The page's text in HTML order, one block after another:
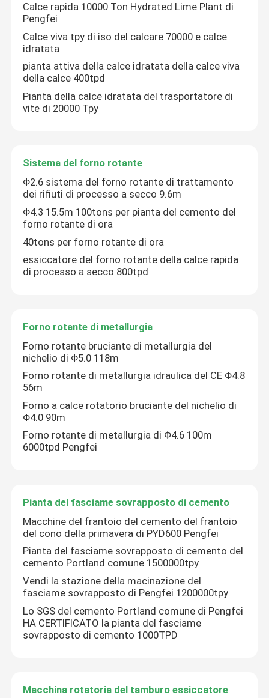
Casa
Prodotti
Controllo di qualità
Contattici
Notizie
linea di produzione del cemento
Attrezzatura di produzione del cemento
Calce rapida 10000 Ton Hydrated Lime Plant di
Pengfei
Calce viva tpy di iso del calcare 70000 e calce
idratata
pianta attiva della calce idratata della calce viva
della calce 400tpd
Pianta della calce idratata del trasportatore di
vite di 20000 Tpy
Sistema del forno rotante
Φ2.6 sistema del forno rotante di trattamento
dei rifiuti di processo a secco 9.6m
Φ4.3 15.5m 100tons per pianta del cemento del
forno rotante di ora
40tons per forno rotante di ora
essiccatore del forno rotante della calce rapida
di processo a secco 800tpd
Forno rotante di metallurgia
Forno rotante bruciante di metallurgia del
nichelio di Φ5.0 118m
Forno rotante di metallurgia idraulica del CE Φ4.8
56m
Forno a calce rotatorio bruciante del nichelio di
Φ4.0 90m
Forno rotante di metallurgia di Φ4.6 100m
6000tpd Pengfei
Pianta del fasciame sovrapposto di cemento
Macchine del frantoio del cemento del frantoio
del cono della primavera di PYD600 Pengfei
Pianta del fasciame sovrapposto di cemento del
cemento Portland comune 1500000tpy
Vendi la stazione della macinazione del
fasciame sovrapposto di Pengfei 1200000tpy
Lo SGS del cemento Portland comune di Pengfei
HA CERTIFICATO la pianta del fasciame
sovrapposto di cemento 1000TPD
Macchina rotatoria del tamburo essiccatore